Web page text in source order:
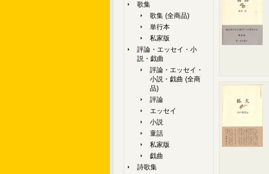
歌集
歌集 (全商品)
単行本
私家版
評論・エッセイ・小
説・戯曲
評論・エッセイ・
小説・戯曲 (全商
品)
評論
エッセイ
小説
童話
私家版
戯曲
詩歌集